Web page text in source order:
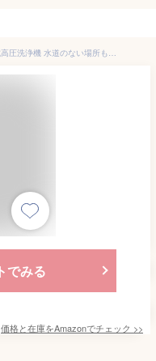
アイリスオーヤマ 電源コード式 タンク式高圧洗浄機 水道のない場所も使用可能 洗剤もタンクに入れて使用可能 サイレントモデル 温水対応 最大圧力8.5Mpa SBT-512N
でみる
価格と在庫をAmazonでチェック >>